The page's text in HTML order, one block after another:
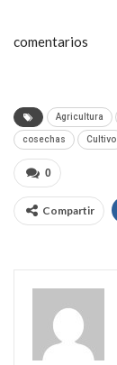
comentarios
Agricultura
cosechas Cultivo
0
Compartir